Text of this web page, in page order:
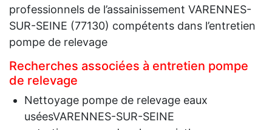
professionnels de l’assainissement VARENNES-
SUR-SEINE (77130) compétents dans l’entretien
pompe de relevage
Recherches associées à entretien pompe
de relevage
Nettoyage pompe de relevage eaux
uséesVARENNES-SUR-SEINE